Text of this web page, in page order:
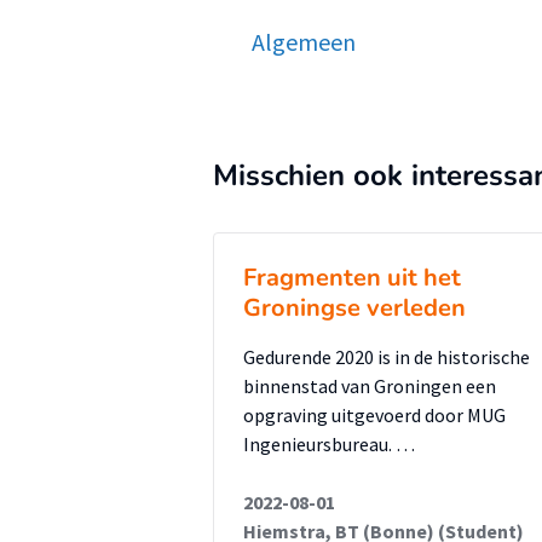
de overgang van vrij liggende
Rotterdamse
bestaan uit het isoleren
AutoCAD omgevingen. Met de
tabellen en kaarten
literatuuronderzoek heeft
opgravingsrapporten
huisplattegronden. Overige
historische analyses met
Algemeen
Misschien ook
Fragmenten uit het
Groningse verleden
Gedurende 2020 is in de historische
binnenstad van Groningen een
opgraving uitgevoerd door MUG
Ingenieursbureau. …
2022-08-01
Hiemstra, BT (Bonne) (Student)